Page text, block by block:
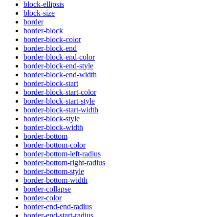
block-ellipsis
block-size
border
border-block
border-block-color
border-block-end
border-block-end-color
border-block-end-style
border-block-end-width
border-block-start
border-block-start-color
border-block-start-style
border-block-start-width
border-block-style
border-block-width
border-bottom
border-bottom-color
border-bottom-left-radius
border-bottom-right-radius
border-bottom-style
border-bottom-width
border-collapse
border-color
border-end-end-radius
border-end-start-radius